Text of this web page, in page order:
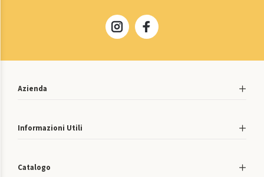
Azienda
Informazioni Utili
Catalogo